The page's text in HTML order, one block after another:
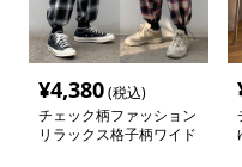
¥4,380(税込)
チェック柄ファッション
リラックス格子柄ワイド